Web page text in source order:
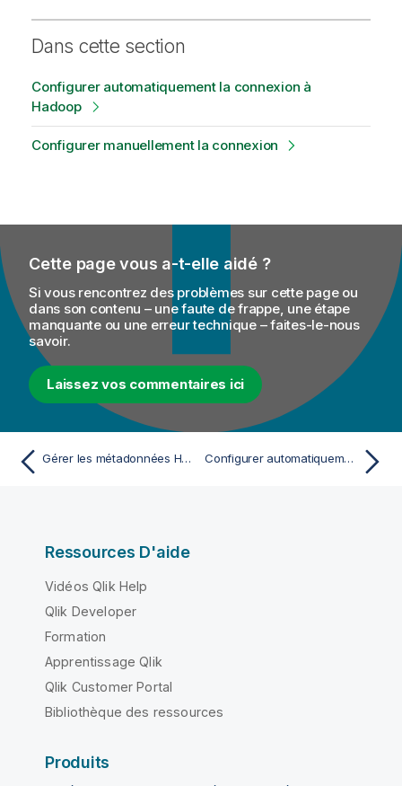
Dans cette section
Configurer automatiquement la connexion à
Hadoop
Configurer manuellement la connexion
Cette page vous a-t-elle aidé ?
Si vous rencontrez des problèmes sur cette page ou
dans son contenu – une faute de frappe, une étape
manquante ou une erreur technique – faites-le-nous
savoir.
Laissez vos commentaires ici
Gérer les métadonnées Hadoop Configurer automatiquement la connexion à Hadoop
Ressources D'aide
Vidéos Qlik Help
Qlik Developer
Formation
Apprentissage Qlik
Qlik Customer Portal
Bibliothèque des ressources
Produits